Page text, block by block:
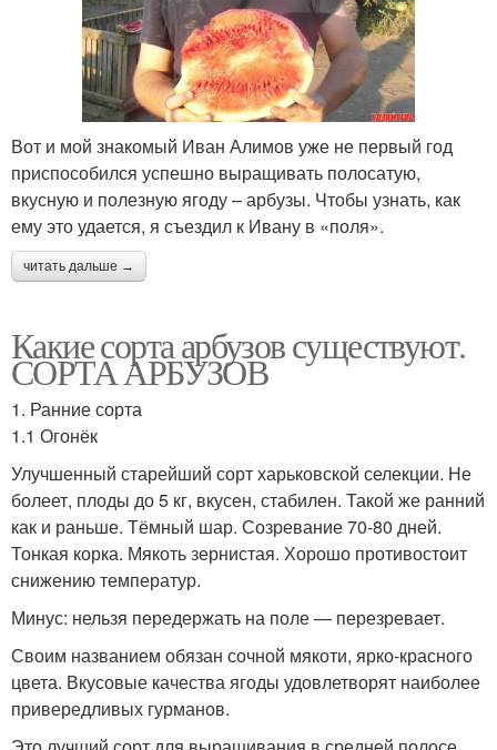
Вот и мой знакомый Иван Алимов уже не первый год
приспособился успешно выращивать полосатую,
вкусную и полезную ягоду – арбузы. Чтобы узнать, как
ему это удается, я съездил к Ивану в «поля».
читать дальше →
Какие сорта арбузов существуют.
СОРТА АРБУЗОВ
1. Ранние сорта
1.1 Огонёк
Улучшенный старейший сорт харьковской селекции. Не
болеет, плоды до 5 кг, вкусен, стабилен. Такой же ранний
как и раньше. Тёмный шар. Созревание 70-80 дней.
Тонкая корка. Мякоть зернистая. Хорошо противостоит
снижению температур.
Минус: нельзя передержать на поле — перезревает.
Своим названием обязан сочной мякоти, ярко-красного
цвета. Вкусовые качества ягоды удовлетворят наиболее
привередливых гурманов.